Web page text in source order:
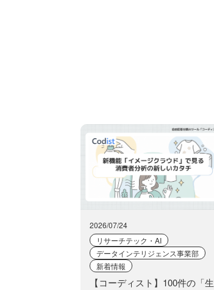
2026/07/24
リサーチテック・AI
データインテリジェンス事業部
新着情報
【コーディスト】100件の「生